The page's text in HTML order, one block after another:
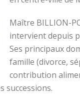
Maître BILLION-
intervient depuis
Ses principaux
famille (divorce,
contribution
successions.